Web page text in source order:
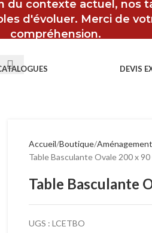
du contexte actuel, nos
d'évoluer. Merci de
compréhension.
DEVIS
Accueil Boutique
Table Basculante Ovale 200 x 90
Table Basculante
UGS : LCETBO